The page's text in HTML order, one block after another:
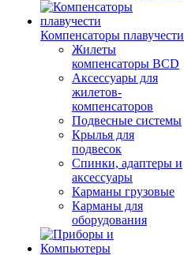
Компенсаторы плавучести
Жилеты
компенсаторы BCD
Аксессуары для
жилетов-
компенсаторов
Подвесные системы
Крылья для
подвесок
Спинки, адаптеры и
аксессуары
Карманы грузовые
Карманы для
оборудования